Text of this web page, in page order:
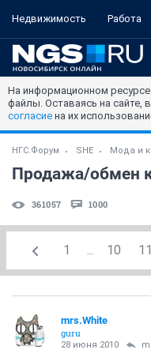
Недвижимость Работа
На информационном
файлы. Оставаясь на сайте,
согласие на их
НГС.Форум SHE Мода и
361057 1000
1 ... 10 11
mrs.White
guru
28 июня 2010